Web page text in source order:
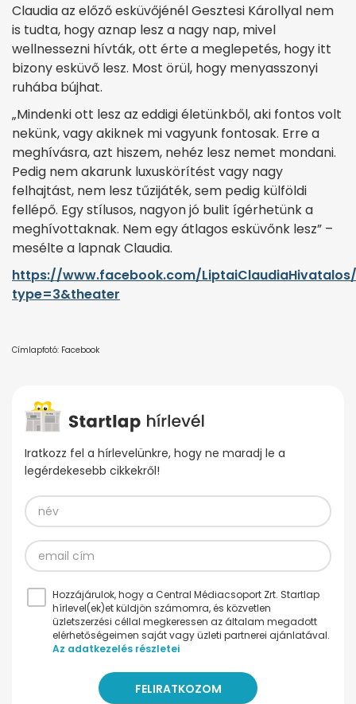
Claudia az előző esküvőjénél Gesztesi Károllyal nem
is tudta, hogy aznap lesz a nagy nap, mivel
wellnessezni hívták, ott érte a meglepetés, hogy itt
bizony esküvő lesz. Most örül, hogy menyasszonyi
ruhába bújhat.
„Mindenki ott lesz az eddigi életünkből, aki fontos volt
nekünk, vagy akiknek mi vagyunk fontosak. Erre a
meghívásra, azt hiszem, nehéz lesz nemet mondani.
Pedig nem akarunk luxuskörítést vagy nagy
felhajtást, nem lesz tűzijáték, sem pedig külföldi
fellépő. Egy stílusos, nagyon jó bulit ígérhetünk a
meghívottaknak. Nem egy átlagos esküvőnk lesz” –
mesélte a lapnak Claudia.
https://www.facebook.com/LiptaiClaudiaHivatalos/
type=3&theater
Címlapfotó: Facebook
Iratkozz fel a hírlevelünkre, hogy ne maradj le a
legérdekesebb cikkekről!
Hozzájárulok, hogy a Central Médiacsoport Zrt. Startlap
hírlevel(ek)et küldjön számomra, és közvetlen
üzletszerzési céllal megkeressen az általam megadott
elérhetőségeimen saját vagy üzleti partnerei ajánlatával.
Az adatkezelés részletei